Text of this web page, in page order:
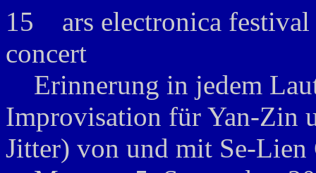
15 ars electronica
concert
Erinnerung in jedem
Improvisation für Yan-Zin
Jitter) von und mit Se-